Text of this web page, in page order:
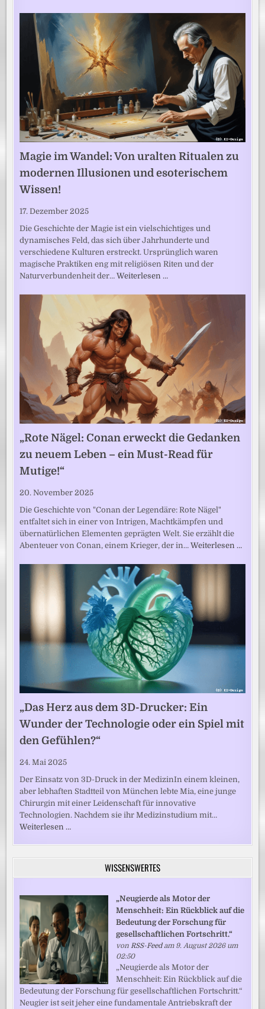
Magie im Wandel: Von uralten Ritualen zu
modernen Illusionen und esoterischem
Wissen!
17. Dezember 2025
Die Geschichte der Magie ist ein vielschichtiges und
dynamisches Feld, das sich über Jahrhunderte und
verschiedene Kulturen erstreckt. Ursprünglich waren
magische Praktiken eng mit religiösen Riten und der
Naturverbundenheit der…Weiterlesen …
„Rote Nägel: Conan erweckt die Gedanken
zu neuem Leben – ein Must-Read für
Mutige!“
20. November 2025
Die Geschichte von "Conan der Legendäre: Rote Nägel"
entfaltet sich in einer von Intrigen, Machtkämpfen und
übernatürlichen Elementen geprägten Welt. Sie erzählt die
Abenteuer von Conan, einem Krieger, der in…Weiterlesen …
„Das Herz aus dem 3D-Drucker: Ein
Wunder der Technologie oder ein Spiel mit
den Gefühlen?“
24. Mai 2025
Der Einsatz von 3D-Druck in der MedizinIn einem kleinen,
aber lebhaften Stadtteil von München lebte Mia, eine junge
Chirurgin mit einer Leidenschaft für innovative
Technologien. Nachdem sie ihr Medizinstudium mit…
Weiterlesen …
WISSENSWERTES
„Neugierde als Motor der
Menschheit: Ein Rückblick auf die
Bedeutung der Forschung für
gesellschaftlichen Fortschritt.“
vonRSS-Feedam 9. August 2026 um
02:50
„Neugierde als Motor der
Menschheit: Ein Rückblick auf die
Bedeutung der Forschung für gesellschaftlichen Fortschritt.“
Neugier ist seit jeher eine fundamentale Antriebskraft der